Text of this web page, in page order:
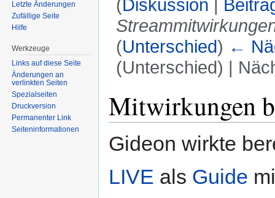
(Diskussion |
(Unterschied) ←
(Unterschied) |
Mitwirkungen
Gideon wirkte
LIVE als Guide
Letzte Änderungen
Zufällige Seite
Hilfe
Werkzeuge
Links auf diese Seite
Änderungen an
verlinkten Seiten
Spezialseiten
Druckversion
Permanenter Link
Seiten­informationen